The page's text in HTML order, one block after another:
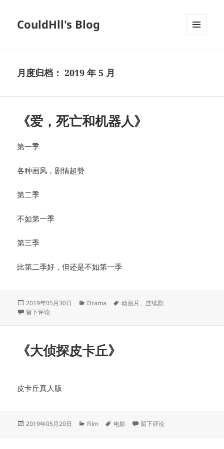
CouldHll's Blog
月度归档：2019 年 5 月
《爱，死亡和机器人》
第一季
各种画风，剧情超赞
第二季
不如第一季
第三季
比第二季好，但还是不如第一季
发
布
2019年05月30日
分
Drama
标
动画片、连续剧
于《爱，死亡和机器人》
留下评论
《大侦探皮卡丘》
皮卡丘真人版
发
2019年05月20日
分
Film
标
电影 于《大侦探皮卡丘》
留下评论